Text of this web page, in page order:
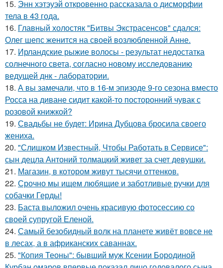
15. Энн хэтэуэй откровенно рассказала о дисморфии
тела в 43 года.
16. Главный холостяк "Битвы Экстрасенсов" сдался:
Олег шепс женится на своей возлюбленной Анне.
17. Ирландские рыжие волосы - результат недостатка
солнечного света, согласно новому исследованию
ведущей днк - лаборатории.
18. А вы замечали, что в 16-м эпизоде 9-го сезона вместо
Росса на диване сидит какой-то посторонний чувак с
розовой книжкой?
19. Свадьбы не будет: Ирина Дубцова бросила своего
жениха.
20. "Слишком Известный, Чтобы Работать в Сервисе":
сын децла Антоний толмацкий живет за счет девушки.
21. Магазин, в котором живут тысячи оттенков.
22. Срочно мы ищем любящие и заботливые ручки для
собачки Герды!
23. Баста выложил очень красивую фотосессию со
своей супругой Еленой.
24. Самый безобидный волк на планете живёт вовсе не
в лесах, а в африканских саваннах.
25. "Копия Теоны": бывший муж Ксении Бородиной